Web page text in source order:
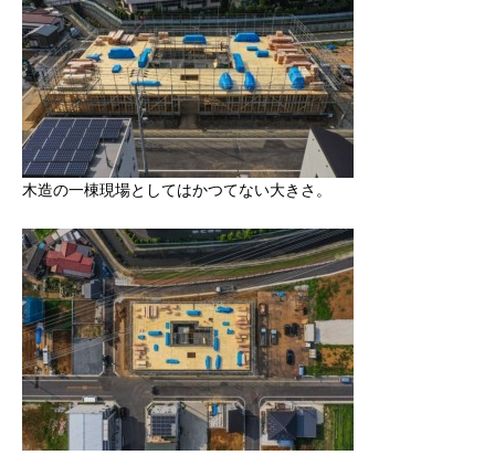
木造の一棟現場としてはかつてない大きさ。